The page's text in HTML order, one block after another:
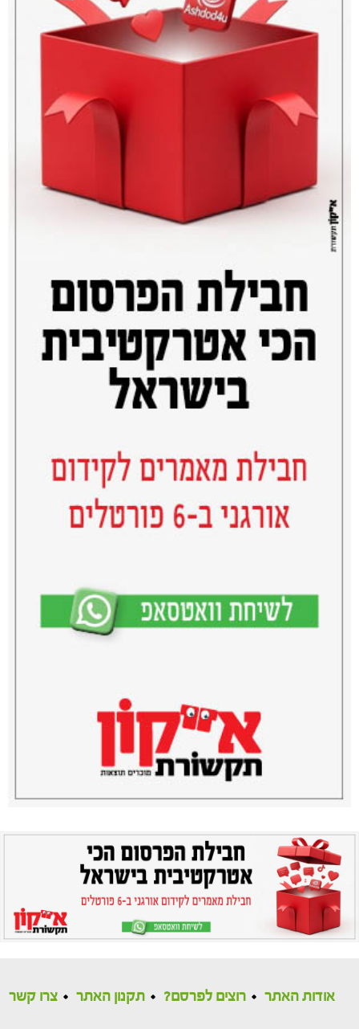
אודות האתר רוצים לפרסם? תקנון האתר צרו קשר